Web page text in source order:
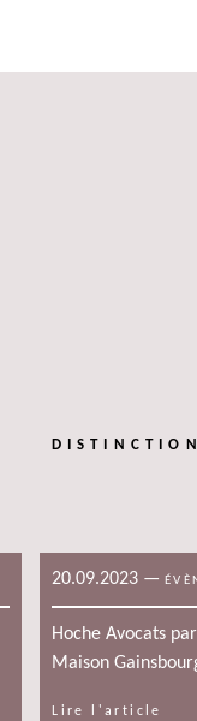
20.09.2023 —
Hoche Avocats
Maison
Lire l'article